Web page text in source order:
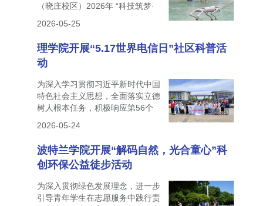
（晓庄校区）2026年 “科技筑梦·
2026-05-25
理学院开展“5.17世界电信日”社区科普活
动
为深入学习贯彻习近平新时代中国
特色社会主义思想，全面落实立德
树人根本任务，积极响应第56个
2026-05-24
波特兰学院开展“解码自然，光合童心”科
创环保公益徒步活动
为深入贯彻绿色发展理念，进一步
引导青年学生在志愿服务中践行责